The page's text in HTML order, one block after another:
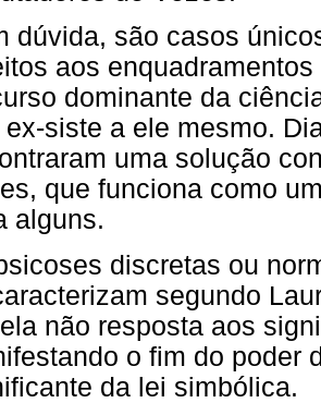
dúvida, são casos
aos
dominante da
ex-siste a ele mesmo.
uma solução
que funciona como
alguns.
discretas ou
segundo
não resposta aos
o fim do poder
da lei simbólica.